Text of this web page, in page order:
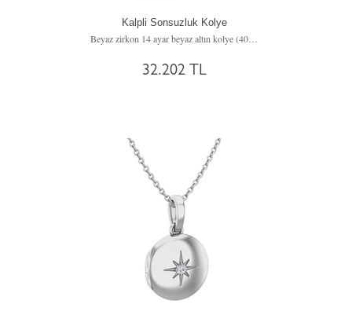
Kalpli Sonsuzluk Kolye
Beyaz zirkon 14 ayar beyaz altın kolye (40 cm beyaz altın rolo zincir)
32.202 TL